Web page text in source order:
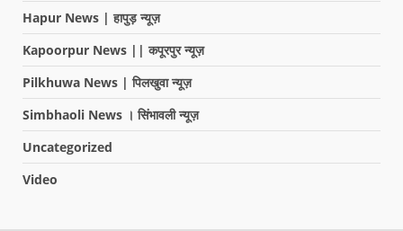
Hapur News | हापुड़ न्यूज़
Kapoorpur News || कपूरपुर न्यूज़
Pilkhuwa News | पिलखुवा न्यूज़
Simbhaoli News । सिंभावली न्यूज़
Uncategorized
Video